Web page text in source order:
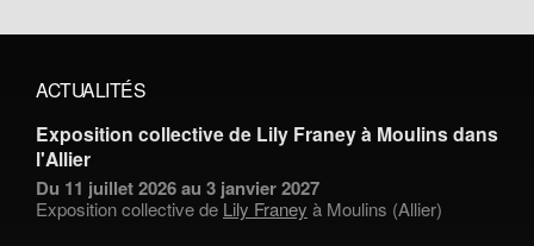
ACTUALITÉS
Exposition collective de Lily Franey à Moulins dans
l'Allier
Du 11 juillet 2026 au 3 janvier 2027
Exposition collective de Lily Franey à Moulins (Allier)